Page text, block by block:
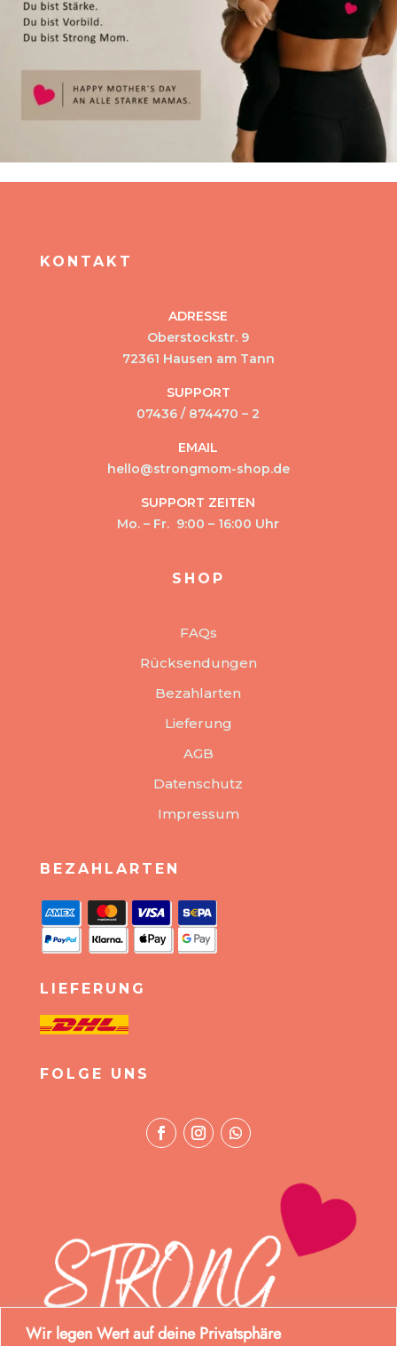
Wir legen Wert auf deine Privatsphäre
KONTAKT
ADRESSE
Oberstockstr. 9
72361 Hausen am Tann
SUPPORT
07436 / 874470 – 2
EMAIL
hello@strongmom-shop.de
SUPPORT ZEITEN
Mo. – Fr. 9:00 – 16:00 Uhr
SHOP
FAQs
Rücksendungen
Bezahlarten
Lieferung
AGB
Datenschutz
Impressum
BEZAHLARTEN
LIEFERUNG
FOLGE UNS